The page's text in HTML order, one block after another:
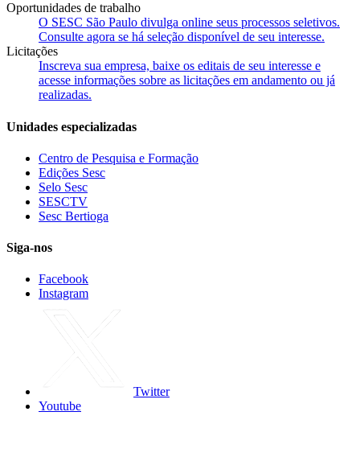
Oportunidades de trabalho
O SESC São Paulo divulga online seus processos seletivos.
Consulte agora se há seleção disponível de seu interesse.
Licitações
Inscreva sua empresa, baixe os editais de seu interesse e
acesse informações sobre as licitações em andamento ou já
realizadas.
Unidades especializadas
Centro de Pesquisa e Formação
Edições Sesc
Selo Sesc
SESCTV
Sesc Bertioga
Siga-nos
Facebook
Instagram
Twitter
Youtube